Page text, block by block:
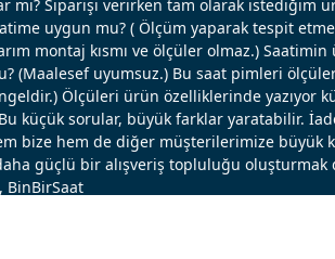
mı? Siparişi verirken tam olarak istediğim
uygun mu? ( Ölçüm yaparak tespit
montaj kısmı ve ölçüler olmaz.)
(Maalesef uyumsuz.) Bu saat pimleri
Ölçüleri ürün özelliklerinde yazıyor
küçük sorular, büyük farklar yaratabilir.
bize hem de diğer müşterilerimize büyük
güçlü bir alışveriş topluluğu oluşturmak
BinBirSaat